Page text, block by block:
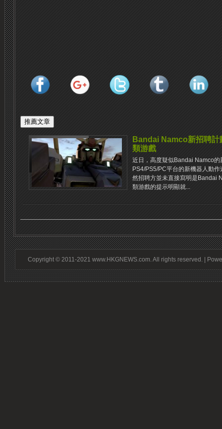
Bandai Namco新招聘計
類游戲
近日，高度疑似Bandai Namco
PS4/PS5/PC平台的新機器人動
然招聘方並未直接寫明是Bandai
類游戲的提示明顯就...
Copyright © 2011-2021 www.HKGNEWS.com. All rights reserved. |